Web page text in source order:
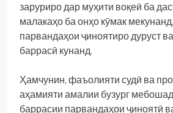
заруриро дар муҳити воқеӣ ба
малакаҳо ба онҳо кӯмак
парвандаҳои ҷиноятиро дуруст
баррасӣ кунанд.
Ҳамчунин, фаъолияти судӣ ва
аҳамияти амалии бузург
баррасии парвандаҳои ҷиноятӣ